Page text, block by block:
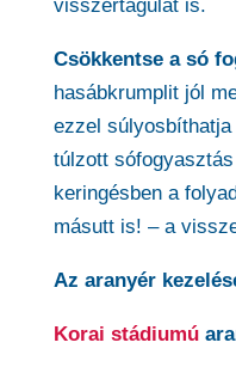
visszértágulat is.
Csökkentse a só
hasábkrumplit jól
ezzel
túlzott
keringésben a
másutt is! – a
Az aranyér
Korai stádiumú